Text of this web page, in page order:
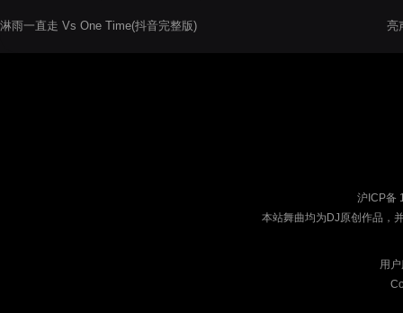
淋雨一直走 Vs One Time(抖音完整版) 亮
沪ICP备
本站舞曲均为DJ原创作品，
用